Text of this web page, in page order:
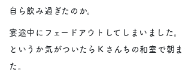
自ら飲み過ぎたのか。
宴途中にフェードアウトしてしまいました。
というか気がついたらＫさんちの和室で朝
た。